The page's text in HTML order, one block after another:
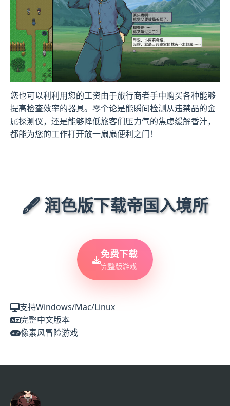
您也可以利利用您的工资由于旅行商者手中购买各种能够
提高检查效率的器具。零个论是能瞬间检测从违禁品的金
属探测仪，还是能够降低旅客们压力气的焦虑缓解香汁，
都能为您的工作打开放一扇扇便利之门！
🖋️ 润色版下载帝国入境所
免费下载
完整版游戏
支持Windows/Mac/Linux
完整中文版本
像素风冒险游戏